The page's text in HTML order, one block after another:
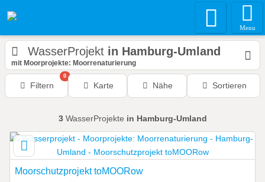
Menu
WasserProjekt in Hamburg-Umland
mit Moorprojekte: Moorrenaturierung
Filtern
0
Karte Nähe Sortieren
3WasserProjekte in Hamburg-Umland
Moorschutzprojekt toMOORow